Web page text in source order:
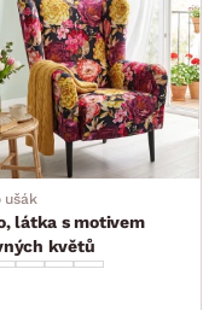
ušák
látka s motivem
květů